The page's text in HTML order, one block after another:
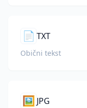
📄 TXT
Obični tekst
🖼️ JPG